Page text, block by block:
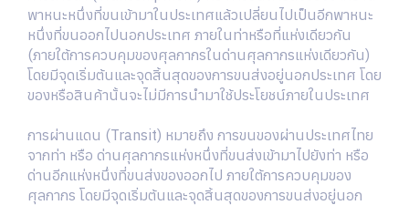
พาหนะหนึ่งที่ขนเข้ามาในประเทศแล้วเปลี่ยนไปเป็นอีกพาหนะ
หนึ่งที่ขนออกไปนอกประเทศ ภายในท่าหรือที่แห่งเดียวกัน
(ภายใต้การควบคุมของศุลกากรในด่านศุลกากรแห่งเดียวกัน)
โดยมีจุดเริ่มต้นและจุดสิ้นสุดของการขนส่งอยู่นอกประเทศ โดย
ของหรือสินค้านั้นจะไม่มีการนำมาใช้ประโยชน์ภายในประเทศ
การผ่านแดน (Transit) หมายถึง การขนของผ่านประเทศไทย
จากท่า หรือ ด่านศุลกากรแห่งหนึ่งที่ขนส่งเข้ามาไปยังท่า หรือ
ด่านอีกแห่งหนึ่งที่ขนส่งของออกไป ภายใต้การควบคุมของ
ศุลกากร โดยมีจุดเริ่มต้นและจุดสิ้นสุดของการขนส่งอยู่นอก